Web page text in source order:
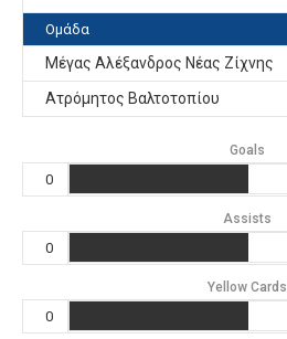
Ομάδα
Μέγας Αλέξανδρος Νέας Ζίχνης
Ατρόμητος Βαλτοτοπίου
Goals
0
Assists
0
Yellow Cards
0